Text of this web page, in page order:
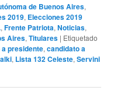
de Buenos Aires,
2019, Elecciones 2019
,Frente Patriota,Noticias,
Aires,Titulares | Etiquetado
presidente,candidato a
, Lista 132 Celeste,Servini